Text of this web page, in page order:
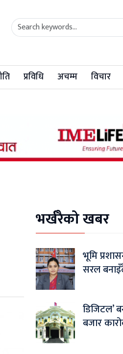
प्रविधि अचम्म विचार
भर्खरैको खबर
भूमि
सरल
डिजिटल’
बजार